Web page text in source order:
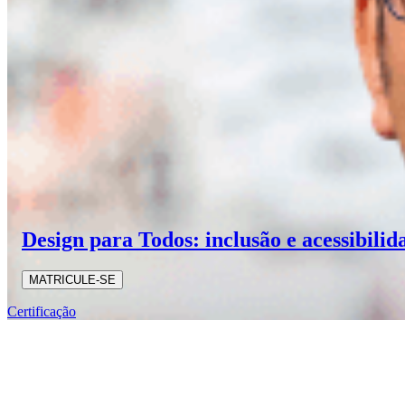
Design para Todos: inclusão e
MATRICULE-SE
Certificação